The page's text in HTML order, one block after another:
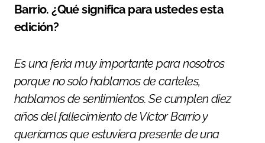
Barrio. ¿Qué significa para ustedes esta
edición?
Es una feria muy importante para nosotros
porque no solo hablamos de carteles,
hablamos de sentimientos. Se cumplen diez
años del fallecimiento de Víctor Barrio y
queríamos que estuviera presente de una